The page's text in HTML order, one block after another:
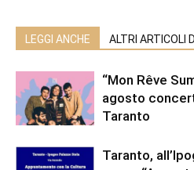
LEGGI ANCHE ALTRI ARTICOLI
“Mon Rêve
agosto
Taranto
Taranto,